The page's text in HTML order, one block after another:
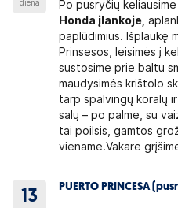
diena
Po pusryčių
Honda įlankoje,
paplūdimius. Išplaukę
Prinsesos, leisimės į
sustosime prie baltu
maudysimės krištolo
tarp spalvingų koralų
salų – po palme, su
tai poilsis, gamtos
viename.Vakare
13
PUERTO PRINCESA